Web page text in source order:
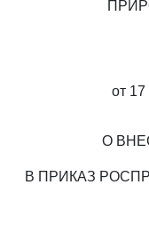
от 17
О
В ПРИКАЗ